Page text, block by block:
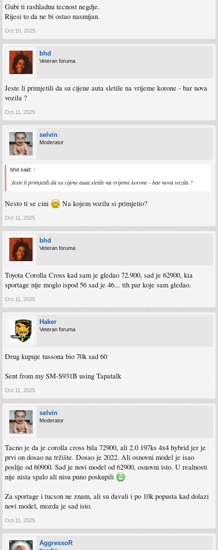
sasvim malo, i bilo mi je tesko skontati sta je u pitanju.
Ode stari uzme antifriza, jer ga je falilo, njega dolijem, i ne dimi se vise.
Da li je moguce da je zbog toga dimilo?
Pregledam vizuelno koliko sam mogao, sve uredno, sve na svom mjestu, nikakvih
curenja.
U pitanju je Insignia 2.0 cdti
Gubi ti rashladnu tecnost negdje.
Rijesi to da ne bi ostao nasmijan.
Oct 10, 2025
bhd
Veteran foruma
Jeste li primjetili da su cijene auta sletile na vrijeme korone - bar nova
vozila ?
Oct 11, 2025
selvin
Moderator
bhd said: ↑
Jeste li primjetili da su cijene auta sletile na vrijeme korone - bar nova vozila ?
Nesto ti se cini Na kojem vozilu si primjetio?
Oct 11, 2025
bhd
Veteran foruma
Toyota Corolla Cross kad sam je gledao 72.900, sad je 62900, kia
sportage nije moglo ispod 56 sad je 46... tih par koje sam gledao.
Oct 11, 2025
Haker
Veteran foruma
Drug kupuje tussona bio 70k sad 60
Sent from my SM-S931B using Tapatalk
Oct 11, 2025
selvin
Moderator
Tacno je da je corolla cross bila 72900, ali 2.0 197ks 4x4 hybrid jer je
prvi on dosao na tržište. Dosao je 2022. Ali osnovni model je isao
poslije od 60900. Sad je novi model od 62900, osnovni isto. U realnosti
nije nista spalo ali nisu puno poskupili
Za sportage i tucson ne znam, ali su davali i po 10k popusta kad dolazi
novi model, mozda je sad isto.
Oct 11, 2025
AggressoR